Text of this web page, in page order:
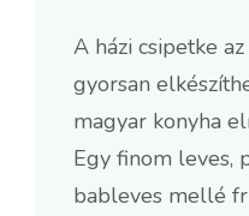
A házi csipetke
gyorsan
magyar konyha
Egy finom leves,
bableves mellé